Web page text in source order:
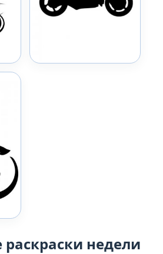
недели